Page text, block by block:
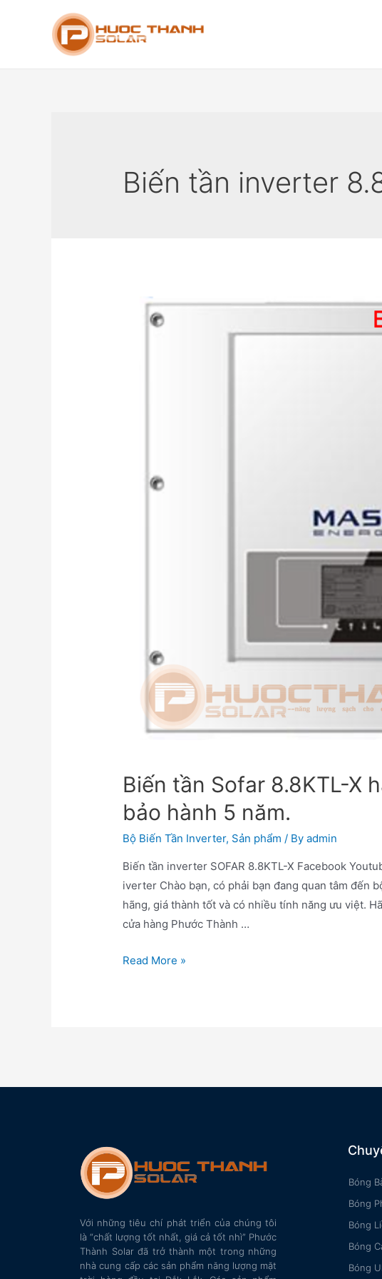
Biến tần inverter
Biến tần Sofar 8.8KTL-X
bảo hành 5 năm.
Bộ Biến Tần Inverter, Sản phẩm / Byadmin
Biến tần inverter SOFAR 8.8KTL-X Facebook
iverter Chào bạn, có phải bạn đang quan tâm đến
hãng, giá thành tốt và có nhiều tính năng ưu việt.
cửa hàng Phước Thành …
Read More »
Với những tiêu chí phát triển của chúng tôi
là “chất lượng tốt nhất, giá cả tốt nhì” Phước
Thành Solar đã trở thành một trong những
nhà cung cấp các sản phẩm năng lượng mặt
Bóng
Bóng
Bóng
Bóng
Bóng